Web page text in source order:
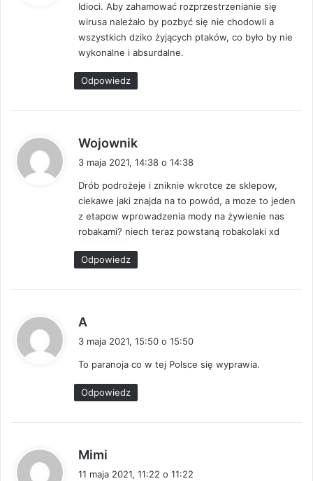
z
e
:
Idioci. Aby zahamować rozprzestrzenianie się
wirusa należało by pozbyć się nie chodowli a
wszystkich dziko żyjących ptaków, co było by nie
wykonalne i absurdalne.
Odpowiedz
Wojownik
z
e
:
3 maja 2021, 14:38 o 14:38
Drób podrożeje i zniknie wkrotce ze sklepow,
ciekawe jaki znajda na to powód, a moze to jeden
z etapow wprowadzenia mody na żywienie nas
robakami? niech teraz powstaną robakolaki xd
Odpowiedz
A
z
e
:
3 maja 2021, 15:50 o 15:50
To paranoja co w tej Polsce się wyprawia.
Odpowiedz
Mimi
11 maja 2021, 11:22 o 11:22